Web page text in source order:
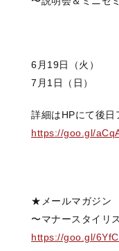
6月19日（火）
7月1日（日）
詳細はHPにて後日
https://goo.gl/
★メールマガジン
〜マナースタイリ
https://goo.gl/